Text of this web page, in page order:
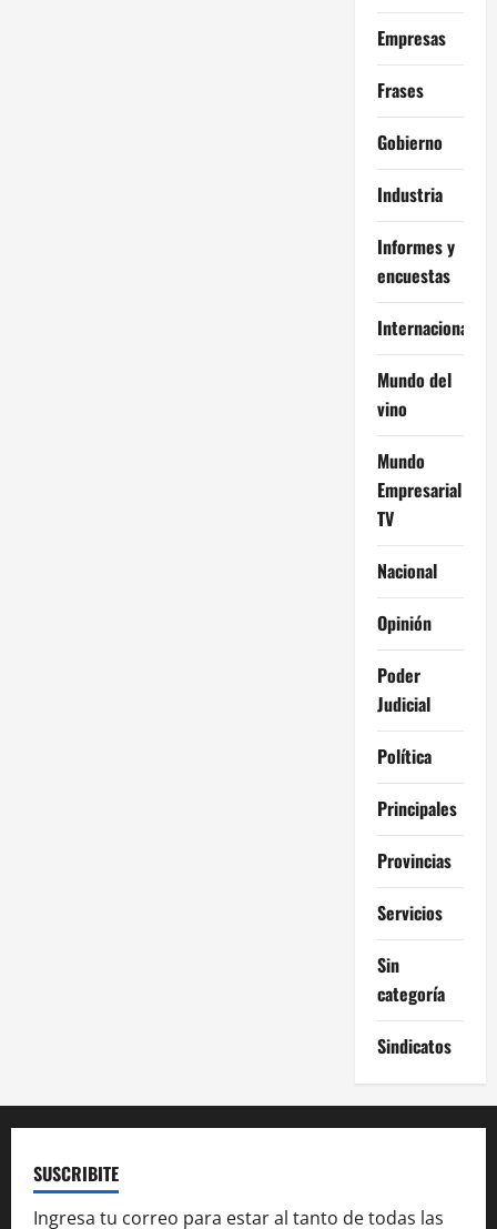
Empresas
Frases
Gobierno
Industria
Informes y
encuestas
Internacional
Mundo del
vino
Mundo
Empresarial
TV
Nacional
Opinión
Poder
Judicial
Política
Principales
Provincias
Servicios
Sin
categoría
Sindicatos
SUSCRIBITE
Ingresa tu correo para estar al tanto de todas las